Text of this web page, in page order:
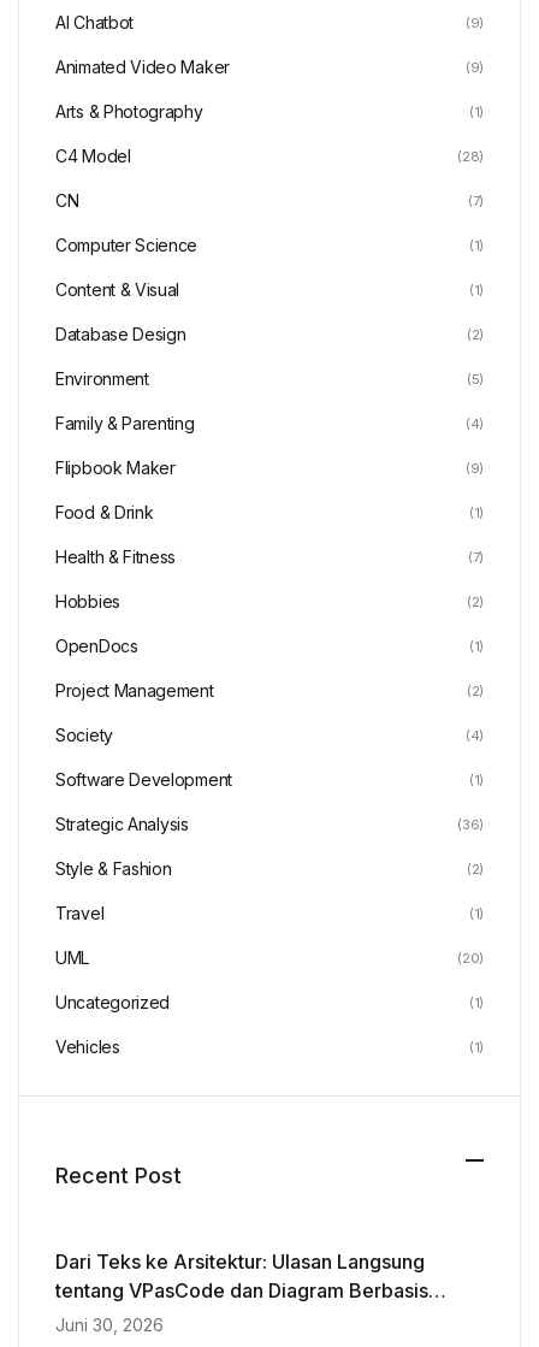
AI Chatbot (9)
Animated Video Maker (9)
Arts & Photography (1)
C4 Model (28)
CN (7)
Computer Science (1)
Content & Visual (1)
Database Design (2)
Environment (5)
Family & Parenting (4)
Flipbook Maker (9)
Food & Drink (1)
Health & Fitness (7)
Hobbies (2)
OpenDocs (1)
Project Management (2)
Society (4)
Software Development (1)
Strategic Analysis (36)
Style & Fashion (2)
Travel (1)
UML (20)
Uncategorized (1)
Vehicles (1)
Recent Post
Dari Teks ke Arsitektur: Ulasan Langsung
tentang VPasCode dan Diagram Berbasis
Kecerdasan Buatan
Juni 30, 2026